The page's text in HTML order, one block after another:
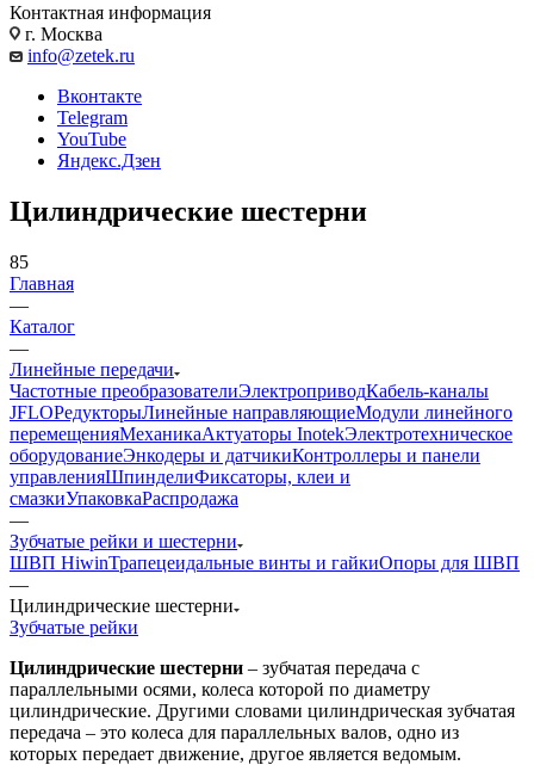
Контактная информация
г. Москва
info@zetek.ru
Вконтакте
Telegram
YouTube
Яндекс.Дзен
Цилиндрические шестерни
85
Главная
—
Каталог
—
Линейные передачи
Частотные преобразователиЭлектроприводКабель-каналы
JFLOРедукторыЛинейные направляющиеМодули линейного
перемещенияМеханикаАктуаторы InotekЭлектротехническое
оборудованиеЭнкодеры и датчикиКонтроллеры и панели
управленияШпинделиФиксаторы, клеи и
смазкиУпаковкаРаспродажа
—
Зубчатые рейки и шестерни
ШВП HiwinТрапецеидальные винты и гайкиОпоры для ШВП
—
Цилиндрические шестерни
Зубчатые рейки
Цилиндрические шестерни – зубчатая передача с
параллельными осями, колеса которой по диаметру
цилиндрические. Другими словами цилиндрическая зубчатая
передача – это колеса для параллельных валов, одно из
которых передает движение, другое является ведомым.